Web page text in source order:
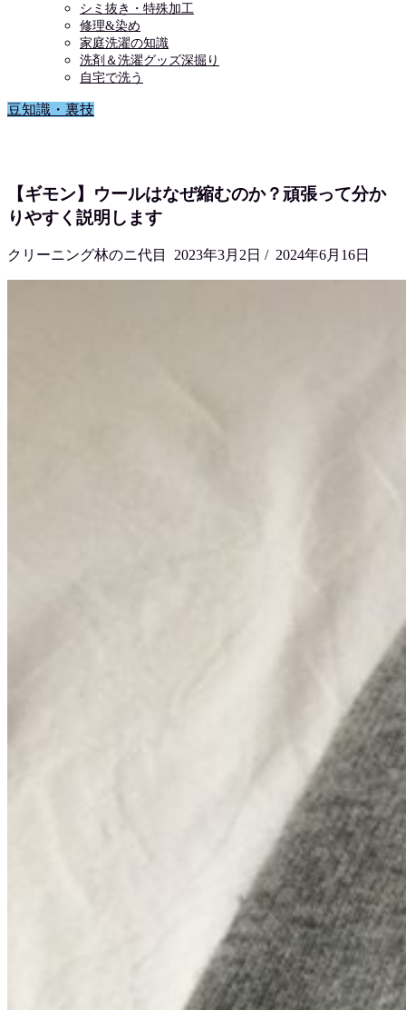
シミ抜き・特殊加工
修理&染め
家庭洗濯の知識
洗剤＆洗濯グッズ深掘り
自宅で洗う
豆知識・裏技
【ギモン】ウールはなぜ縮むのか？頑張って分か
りやすく説明します
クリーニング林のニ代目 2023年3月2日 / 2024年6月16日